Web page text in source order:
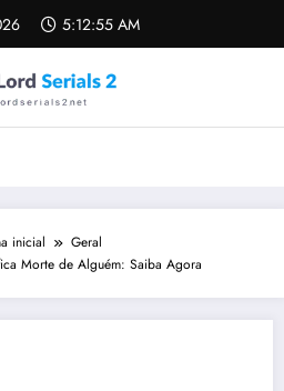
5:12:56 AM
inicial
Geral
Morte de Alguém: Saiba Agora